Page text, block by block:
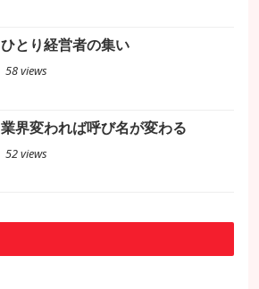
ひとり経営者の集い
58 views
業界変われば呼び名が変わる
52 views